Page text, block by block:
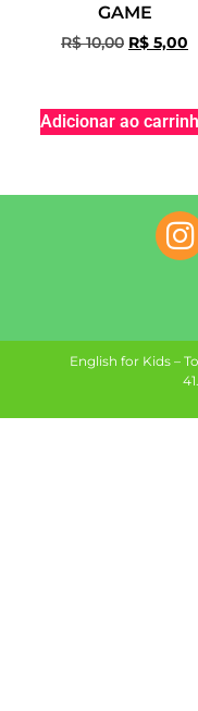
GAME
R$10,00 R$ 5,00
Adicionar ao
English for Kids –